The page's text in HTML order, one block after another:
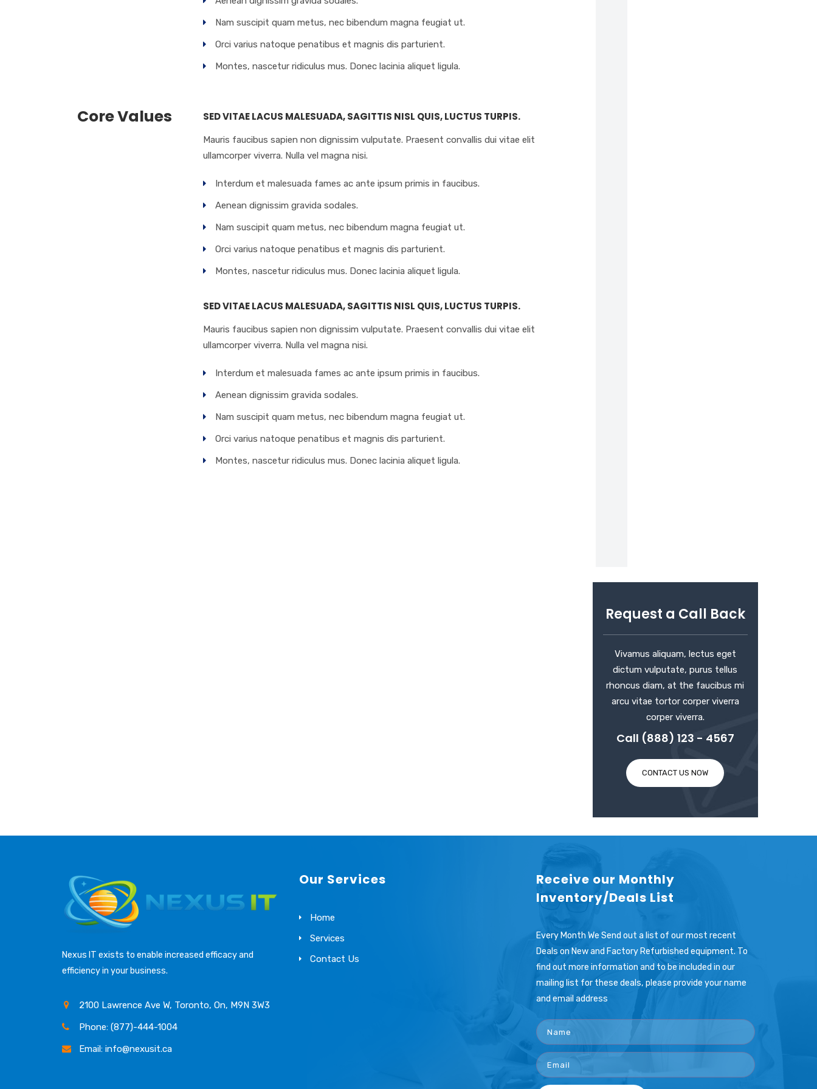
Nam suscipit quam metus, nec bibendum magna feugiat ut.
Orci varius natoque penatibus et magnis dis parturient.
Montes, nascetur ridiculus mus. Donec lacinia aliquet ligula.
Core Values SED VITAE LACUS MALESUADA, SAGITTIS NISL QUIS, LUCTUS TURPIS.
Mauris faucibus sapien non dignissim vulputate. Praesent convallis dui vitae elit
ullamcorper viverra. Nulla vel magna nisi.
Interdum et malesuada fames ac ante ipsum primis in faucibus.
Aenean dignissim gravida sodales.
Nam suscipit quam metus, nec bibendum magna feugiat ut.
Orci varius natoque penatibus et magnis dis parturient.
Montes, nascetur ridiculus mus. Donec lacinia aliquet ligula.
SED VITAE LACUS MALESUADA, SAGITTIS NISL QUIS, LUCTUS TURPIS.
Mauris faucibus sapien non dignissim vulputate. Praesent convallis dui vitae elit
ullamcorper viverra. Nulla vel magna nisi.
Interdum et malesuada fames ac ante ipsum primis in faucibus.
Aenean dignissim gravida sodales.
Nam suscipit quam metus, nec bibendum magna feugiat ut.
Orci varius natoque penatibus et magnis dis parturient.
Montes, nascetur ridiculus mus. Donec lacinia aliquet ligula.
Request a Call Back
Vivamus aliquam, lectus eget
dictum vulputate, purus tellus
rhoncus diam, at the faucibus mi
arcu vitae tortor corper viverra
corper viverra.
Call (888) 123 - 4567
CONTACT US NOW
Nexus IT exists to enable increased efficacy and
efficiency in your business.
2100 Lawrence Ave W, Toronto, On, M9N 3W3
Phone: (877)-444-1004
Email: info@nexusit.ca
Our Services
Home
Services
Contact Us
Receive our Monthly
Inventory/Deals List
Every Month We Send out a list of our most recent
Deals on New and Factory Refurbished equipment. To
find out more information and to be included in our
mailing list for these deals, please provide your name
and email address